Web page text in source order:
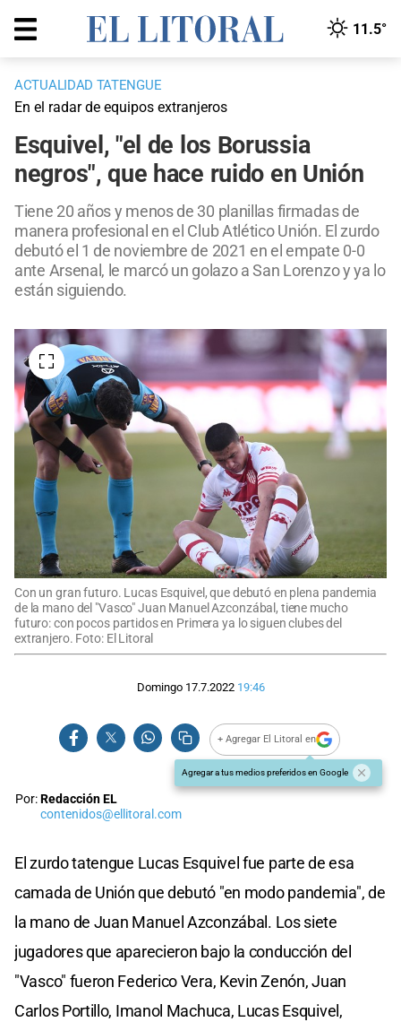
11.5°
ACTUALIDAD TATENGUE
En el radar de equipos extranjeros
Esquivel, "el de los Borussia
negros", que hace ruido en Unión
Tiene 20 años y menos de 30 planillas firmadas de
manera profesional en el Club Atlético Unión. El zurdo
debutó el 1 de noviembre de 2021 en el empate 0-0
ante Arsenal, le marcó un golazo a San Lorenzo y ya lo
están siguiendo.
Con un gran futuro. Lucas Esquivel, que debutó en plena pandemia
de la mano del "Vasco" Juan Manuel Azconzábal, tiene mucho
futuro: con pocos partidos en Primera ya lo siguen clubes del
extranjero. Foto: El Litoral
Domingo 17.7.2022 19:46
+ Agregar El Litoral en
Agregar a tus medios preferidos en Google
Por:Redacción EL
contenidos@ellitoral.com
El zurdo tatengue Lucas Esquivel fue parte de esa
camada de Unión que debutó "en modo pandemia", de
la mano de Juan Manuel Azconzábal. Los siete
jugadores que aparecieron bajo la conducción del
"Vasco" fueron Federico Vera, Kevin Zenón, Juan
Carlos Portillo, Imanol Machuca, Lucas Esquivel,